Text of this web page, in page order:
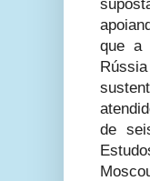
que a
de